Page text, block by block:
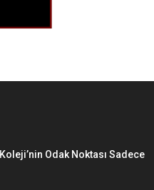
Odak Noktası Sadece